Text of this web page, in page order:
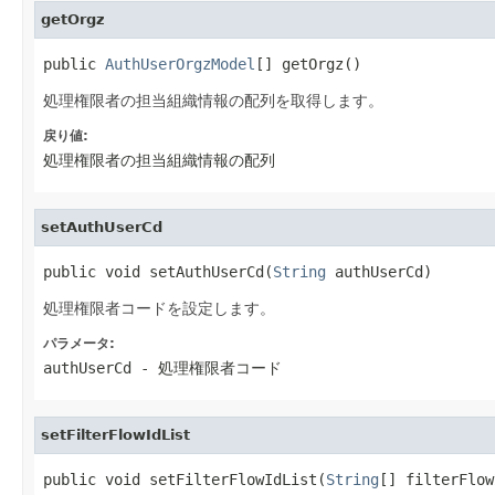
getOrgz
public AuthUserOrgzModel [] getOrgz()
処理権限者の担当組織情報の配列を取得します。
戻り値:
処理権限者の担当組織情報の配列
setAuthUserCd
public void setAuthUserCd(String authUserCd)
処理権限者コードを設定します。
パラメータ:
authUserCd - 処理権限者コード
setFilterFlowIdList
public void setFilterFlowIdList(String []